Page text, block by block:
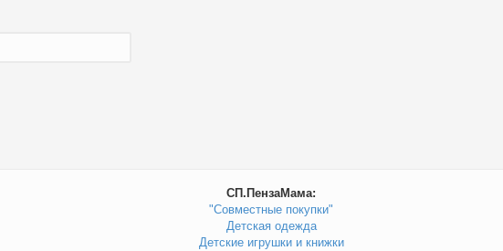
СП.ПензаМама:
"Совместные покупки"
Детская одежда
Детские игрушки и книжки